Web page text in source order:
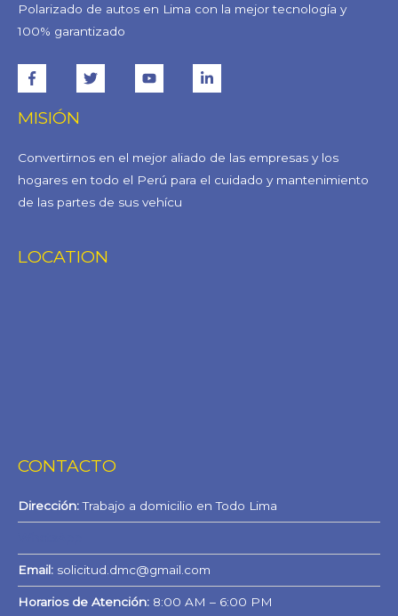
Polarizado de autos en Lima con la mejor tecnología y
100% garantizado
MISIÓN
Convertirnos en el mejor aliado de las empresas y los
hogares en todo el Perú para el cuidado y mantenimiento
de las partes de sus vehícu
LOCATION
CONTACTO
Dirección:Trabajo a domicilio en Todo Lima
Email: solicitud.dmc@gmail.com
Horarios de Atención: 8:00 AM – 6:00 PM